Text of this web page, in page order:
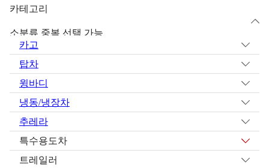
카테고리
소분류 중복 선택 가능
카고
탑차
윙바디
냉동/냉장차
추레라
특수용도차
트레일러